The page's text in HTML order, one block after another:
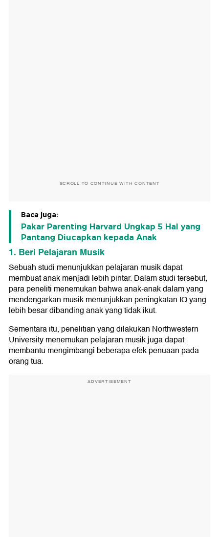
SCROLL TO CONTINUE WITH CONTENT
Baca juga:
Pakar Parenting Harvard Ungkap 5 Hal yang
Pantang Diucapkan kepada Anak
1. Beri Pelajaran Musik
Sebuah studi menunjukkan pelajaran musik dapat
membuat anak menjadi lebih pintar. Dalam studi tersebut,
para peneliti menemukan bahwa anak-anak dalam yang
mendengarkan musik menunjukkan peningkatan IQ yang
lebih besar dibanding anak yang tidak ikut.
Sementara itu, penelitian yang dilakukan Northwestern
University menemukan pelajaran musik juga dapat
membantu mengimbangi beberapa efek penuaan pada
orang tua.
ADVERTISEMENT